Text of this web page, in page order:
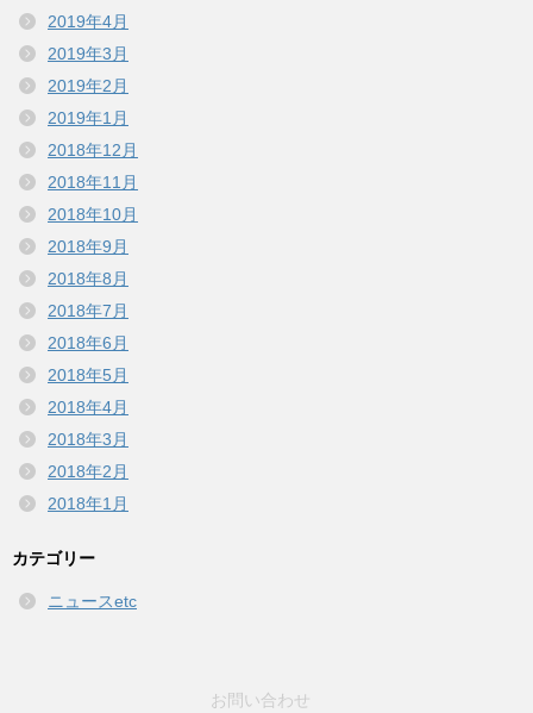
2019年4月
2019年3月
2019年2月
2019年1月
2018年12月
2018年11月
2018年10月
2018年9月
2018年8月
2018年7月
2018年6月
2018年5月
2018年4月
2018年3月
2018年2月
2018年1月
カテゴリー
ニュースetc
お問い合わせ